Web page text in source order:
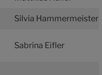
Silvia Hammermeister
Sabrina Eifler